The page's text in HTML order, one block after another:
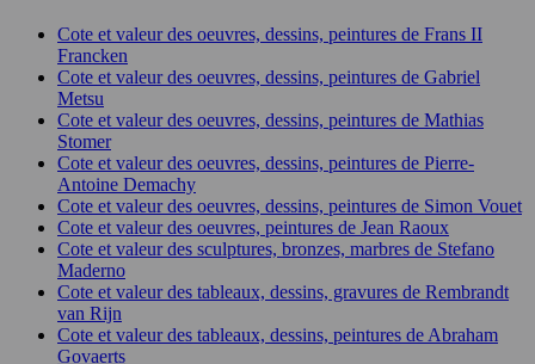
Cote et valeur des oeuvres, dessins, peintures de Frans II
Francken
Cote et valeur des oeuvres, dessins, peintures de Gabriel
Metsu
Cote et valeur des oeuvres, dessins, peintures de Mathias
Stomer
Cote et valeur des oeuvres, dessins, peintures de Pierre-
Antoine Demachy
Cote et valeur des oeuvres, dessins, peintures de Simon Vouet
Cote et valeur des oeuvres, peintures de Jean Raoux
Cote et valeur des sculptures, bronzes, marbres de Stefano
Maderno
Cote et valeur des tableaux, dessins, gravures de Rembrandt
van Rijn
Cote et valeur des tableaux, dessins, peintures de Abraham
Govaerts